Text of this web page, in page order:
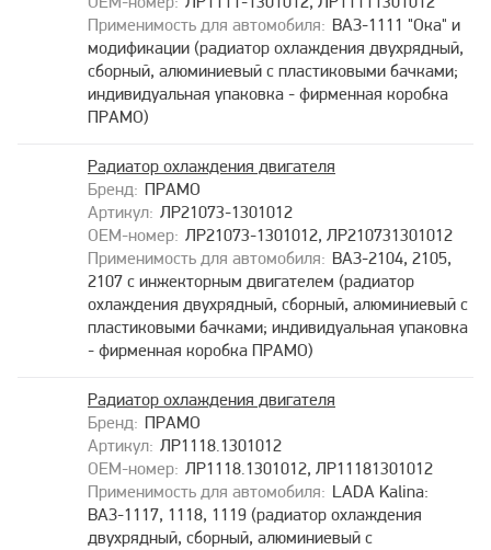
ВАЗ-1111 "Ока" и
модификации (радиатор охлаждения двухрядный,
сборный, алюминиевый с пластиковыми бачками;
индивидуальная упаковка - фирменная коробка
ПРАМО)
ПРАМО
ЛР21073-1301012
ЛР21073-1301012, ЛР210731301012
Радиатор охлаждения двигателя
ВАЗ-2104, 2105,
2107 с инжекторным двигателем (радиатор
охлаждения двухрядный, сборный, алюминиевый с
пластиковыми бачками; индивидуальная упаковка
- фирменная коробка ПРАМО)
ПРАМО
ЛР1118.1301012
ЛР1118.1301012, ЛР11181301012
Радиатор охлаждения двигателя
LADA Kalina:
ВАЗ-1117, 1118, 1119 (радиатор охлаждения
двухрядный, сборный, алюминиевый с